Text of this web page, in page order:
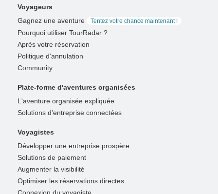
Voyageurs
Gagnez une aventure
Tentez votre chance maintenant !
Pourquoi utiliser TourRadar ?
Après votre réservation
Politique d'annulation
Community
Plate-forme d'aventures organisées
L'aventure organisée expliquée
Solutions d'entreprise connectées
Voyagistes
Développer une entreprise prospère
Solutions de paiement
Augmenter la visibilité
Optimiser les réservations directes